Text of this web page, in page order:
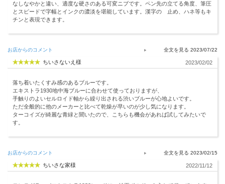
なしなやかと違い、適度な硬さのある可変ニブです。ペン先の立てる角度、筆圧
とスピードで字幅とインクの濃淡を堪能しています。漢字の 止め、ハネ等もキ
チンと表現できます。
お店からのコメント 2023/07/22
ちいさないえ様 2023/02/02
落ち着いたくすみ感のあるブルーです。
エキストラ1930地中海ブルーに合わせて使っておりますが、
手触りのよいセルロイド軸から繰り出される渋いブルーが心地よいです。
ただ全般的に他のメーカーと比べて乾燥が早いのが少し気になります。
ターコイズが綺麗な青緑と聞いたので、こちらも機会があれば試してみたいで
す。
お店からのコメント 2023/02/15
ちいさな家様 2022/11/12